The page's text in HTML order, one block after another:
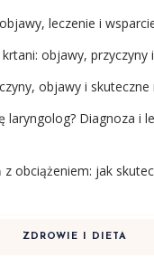
leczenie i
objawy, przyczyny
objawy i
laryngolog? Diagnoza i
z obciążeniem: jak
ZDROWIE I DIETA